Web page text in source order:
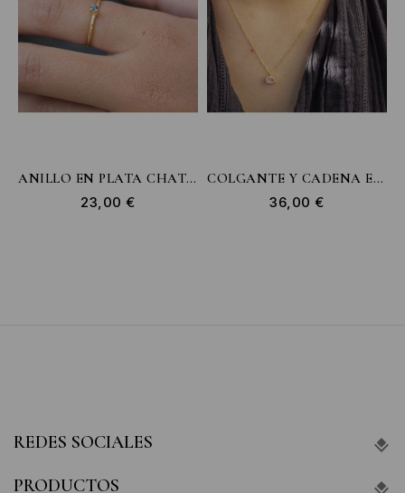
ANILLO EN PLATA CHATÓN 2,5MM BLUE LONDON GOLD
23,00 €
COLGANTE Y CADENA EN PLATA ANN OVAL CUARZO ROSA GOLD
36,00 €
REDES SOCIALES
PRODUCTOS